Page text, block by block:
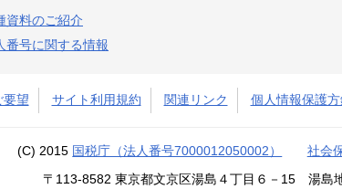
資料のご紹介
番号に関する情報
要望 サイト利用規約 関連リンク 個人情報保護方
(C) 2015 国税庁（法人番号7000012050002） 社会
〒113-8582 東京都文京区湯島４丁目６－15 湯島